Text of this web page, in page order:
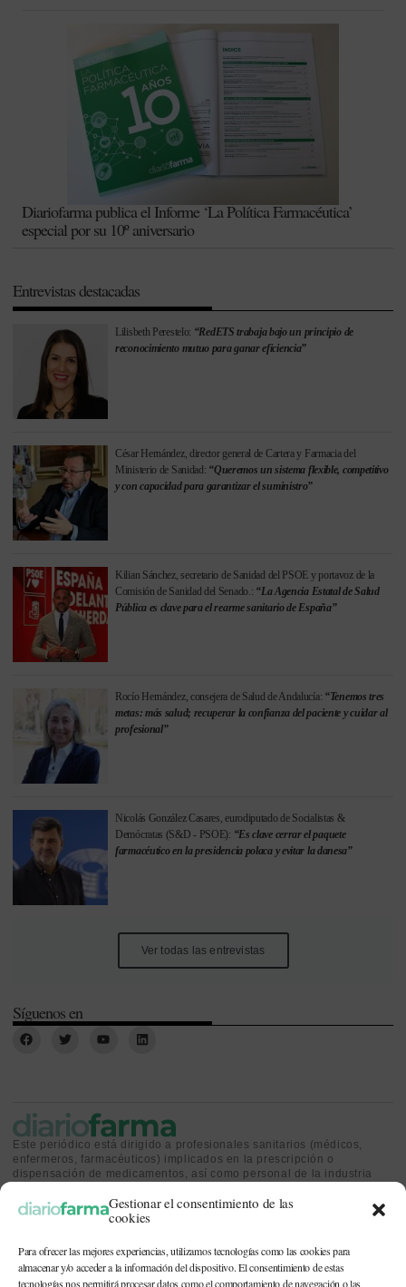
Gestionar el consentimiento de las
cookies
Para ofrecer las mejores experiencias, utilizamos tecnologías como las cookies para
almacenar y/o acceder a la información del dispositivo. El consentimiento de estas
tecnologías nos permitirá procesar datos como el comportamiento de navegación o las
Diariofarma publica el Informe ‘La Política Farmacéutica’
especial por su 10º aniversario
Entrevistas destacadas
Lilisbeth Perestelo: “RedETS trabaja bajo un principio de
reconocimiento mutuo para ganar eficiencia”
César Hernández, director general de Cartera y Farmacia del
Ministerio de Sanidad: “Queremos un sistema flexible, competitivo
y con capacidad para garantizar el suministro”
Kilian Sánchez, secretario de Sanidad del PSOE y portavoz de la
Comisión de Sanidad del Senado.: “La Agencia Estatal de Salud
Pública es clave para el rearme sanitario de España”
Rocío Hernández, consejera de Salud de Andalucía: “Tenemos tres
metas: más salud; recuperar la confianza del paciente y cuidar al
profesional”
Nicolás González Casares, eurodiputado de Socialistas &
Demócratas (S&D - PSOE): “Es clave cerrar el paquete
farmacéutico en la presidencia polaca y evitar la danesa”
Ver todas las entrevistas
Síguenos en
Este periódico está dirigido a profesionales sanitarios (médicos,
enfermeros, farmacéuticos) implicados en la prescripción o
dispensación de medicamentos, así como personal de la industria
sanitaria.